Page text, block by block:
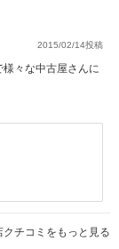
2015/02/14投稿
々な中古屋さんに
チコミをもっと見る